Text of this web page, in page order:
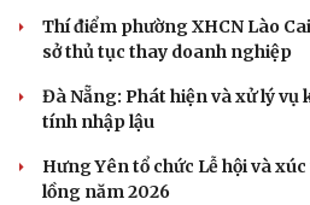
Thí điểm phường XHCN Lào
sở thủ tục thay doanh nghiệp
Đà Nẵng: Phát hiện và xử lý vụ
tính nhập lậu
Hưng Yên tổ chức Lễ hội và
lồng năm 2026